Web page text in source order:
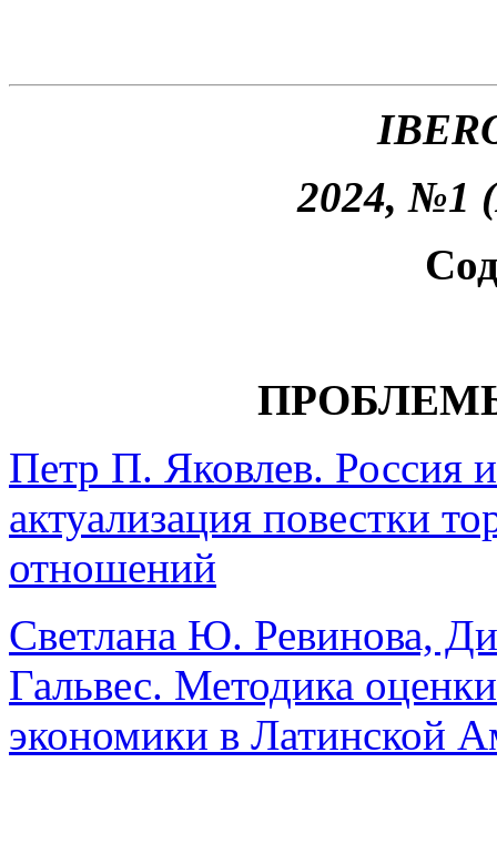
2024, №1
Петр П. Яковлев. Россия
актуализация повестки
отношений
Светлана Ю. Ревинова,
Гальвес. Методика
экономики в Латинской